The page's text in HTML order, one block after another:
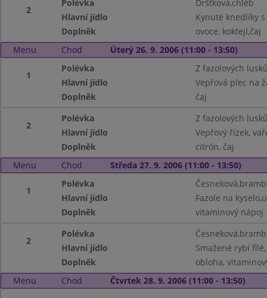
2
Polévka
Dršťková,chléb
Hlavní jídlo
Kynuté knedlíky
Doplněk
ovoce, koktejl,čaj
Menu
Chod Úterý 26. 9. 2006 (11:00 - 13:50)
1
Polévka
Z fazolových
Hlavní jídlo
Vepřová plec na
Doplněk
čaj
2
Polévka
Z fazolových
Hlavní jídlo
Vepřový řízek,
Doplněk
citrón, čaj
Menu
Chod Středa 27. 9. 2006 (11:00 - 13:50)
1
Polévka
Hlavní jídlo
Fazole na
Doplněk
vitaminový nápoj
2
Polévka
Hlavní jídlo
Smažené rybí
Doplněk
obloha,
Menu
Chod Čtvrtek 28. 9. 2006 (11:00 - 13:50)